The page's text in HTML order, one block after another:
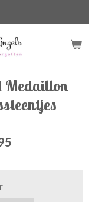
Medaillon